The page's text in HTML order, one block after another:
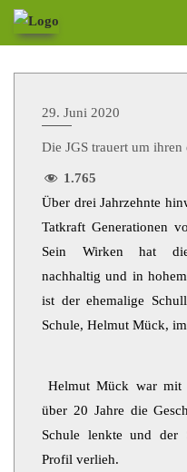
29. Juni 2020
Die JGS trauert um
1.765
Über drei Jahrzehnte
Tatkraft Generationen
Sein Wirken hat die
nachhaltig und in
ist der ehemalige
Schule, Helmut Mück,
Helmut Mück war mit
über 20 Jahre die
Schule lenkte und der
Profil verlieh.